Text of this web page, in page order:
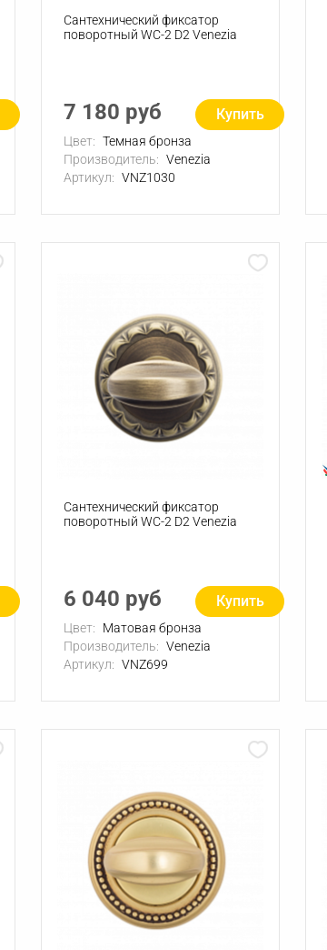
Сантехнический фиксатор
поворотный WC-2 D2 Venezia
7 180 руб Купить
Цвет: Темная бронза
Производитель: Venezia
Артикул: VNZ1030
Сантехнический фиксатор
поворотный WC-2 D2 Venezia
6 040 руб Купить
Цвет:
Матовая бронза
Производитель: Venezia
Артикул: VNZ699